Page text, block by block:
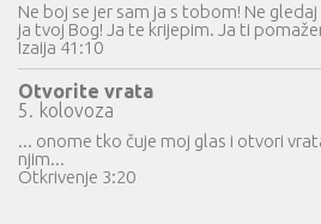
Ne boj se jer sam ja s tobom! Ne
ja tvoj Bog! Ja te krijepim. Ja ti
Izaija 41:10
Otvorite vrata
5. kolovoza
... onome tko čuje moj glas i otvori
njim...
Otkrivenje 3:20